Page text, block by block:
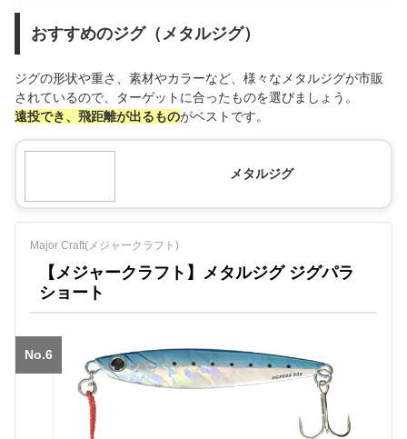
おすすめのジグ（メタルジグ）
ジグの形状や重さ、素材やカラーなど、様々なメタルジグが市販
されているので、ターゲットに合ったものを選びましょう。
遠投でき、飛距離が出るものがベストです。
メタルジグ
Major Craft(メジャークラフト)
【メジャークラフト】メタルジグ ジグパラ
ショート
No.6